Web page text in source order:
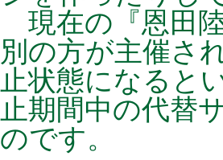
現在の『恩田
別の方が主催さ
止状態になると
止期間中の代替
のです。